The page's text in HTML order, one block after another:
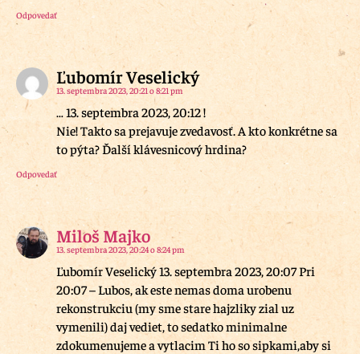
Odpovedať
Ľubomír Veselický
13. septembra 2023, 20:21 o 8:21 pm
… 13. septembra 2023, 20:12 !
Nie! Takto sa prejavuje zvedavosť. A kto konkrétne sa
to pýta? Ďalší klávesnicový hrdina?
Odpovedať
Miloš Majko
13. septembra 2023, 20:24 o 8:24 pm
Ľubomír Veselický 13. septembra 2023, 20:07 Pri
20:07 – Lubos, ak este nemas doma urobenu
rekonstrukciu (my sme stare hajzliky zial uz
vymenili) daj vediet, to sedatko minimalne
zdokumenujeme a vytlacim Ti ho so sipkami,aby si